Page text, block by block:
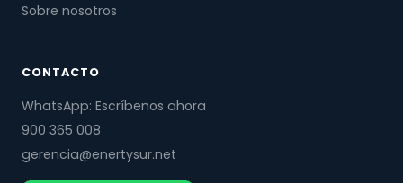
Sobre nosotros
CONTACTO
WhatsApp: Escríbenos ahora
900 365 008
gerencia@enertysur.net